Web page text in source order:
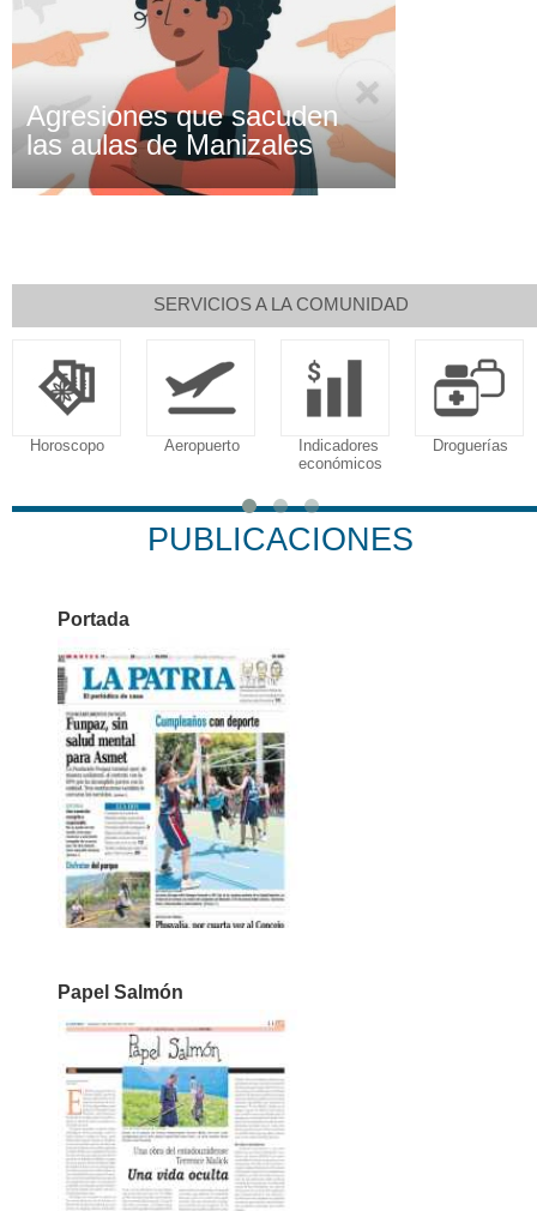
Agresiones que sacuden
las aulas de Manizales
SERVICIOS A LA COMUNIDAD
Horoscopo Aeropuerto
Indicadores
económicos
Droguerías
PUBLICACIONES
Portada
Papel Salmón